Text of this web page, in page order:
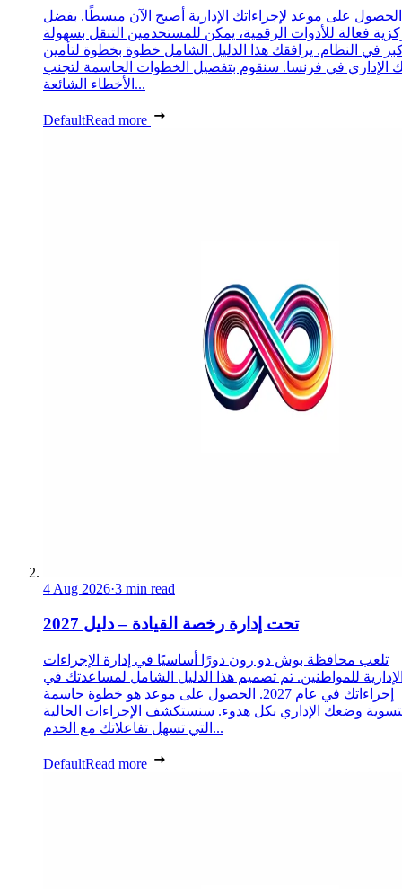
الحصول على موعد لإجراءاتك الإدارية أصبح الآن مبسطًا. بفضل
فعالة للأدوات الرقمية، يمكن للمستخدمين التنقل بسهولة
في النظام. يرافقك هذا الدليل الشامل خطوة بخطوة لتأمين
الإداري في فرنسا. سنقوم بتفصيل الخطوات الحاسمة لتجنب
الأخطاء الشائعة...
DefaultRead more
4 Aug 2026·3 min read
تحت إدارة رخصة القيادة – دليل 2027
تلعب محافظة بوش دو رون دورًا أساسيًا في إدارة الإجراءات
للمواطنين. تم تصميم هذا الدليل الشامل لمساعدتك في
إجراءاتك في عام 2027. الحصول على موعد هو خطوة حاسمة
وضعك الإداري بكل هدوء. سنستكشف الإجراءات الحالية
التي تسهل تفاعلاتك مع الخدم...
DefaultRead more